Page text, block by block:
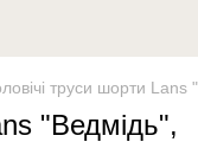
труси шорти
"Ведмідь",